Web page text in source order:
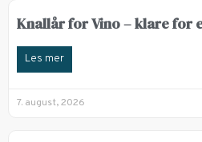
Knallår for Vino – klare for
Les mer
7. august, 2026